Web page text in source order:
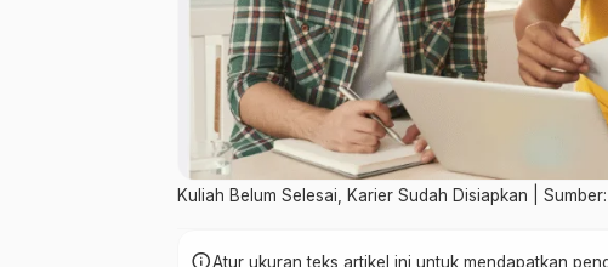
Kuliah Belum Selesai, Karier Sudah Disiapkan |
Atur ukuran teks artikel ini untuk mendapatkan